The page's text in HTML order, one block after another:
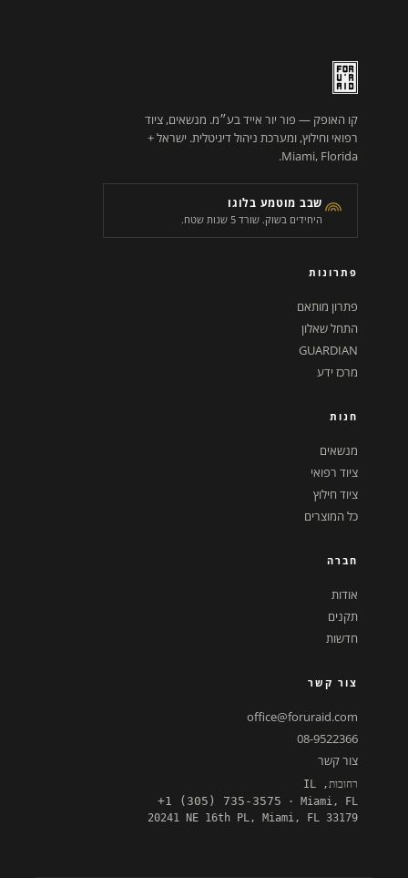
קו האופק — פור יור אייד בע״מ. מנשאים, ציוד
רפואי וחילוץ, ומערכת ניהול דיגיטלית. ישראל +
Miami, Florida.
שבב מוטמע בלוגו
היחידים בשוק. שורד 5 שנות שטח.
פתרונות
פתרון מותאם
התחל שאלון
GUARDIAN
מרכז ידע
חנות
מנשאים
ציוד רפואי
ציוד חילוץ
כל המוצרים
חברה
אודות
תקנים
חדשות
צור קשר
office@foruraid.com
08-9522366
צור קשר
רחובות, IL
+1 (305) 735-3575 · Miami, FL
20241 NE 16th PL, Miami, FL 33179